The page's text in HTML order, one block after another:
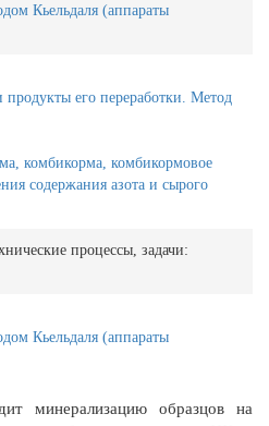
Кьельдаля (аппараты
его переработки. Метод
комбикорма, комбикормовое
содержания азота и сырого
процессы, задачи:
Кьельдаля (аппараты
минерализацию образцов на